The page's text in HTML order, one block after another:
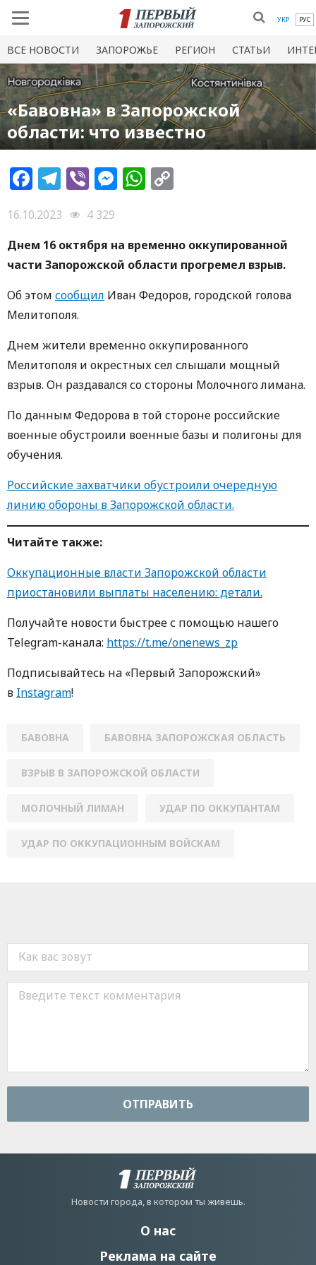
УКР РУС
ВСЕ НОВОСТИ ЗАПОРОЖЬЕ РЕГИОН СТАТЬИ
«Бавовна» в Запорожской
области: что известно
Facebook
Telegram
ViberMessenger
WhatsApp
16.10.2023
4 329
Днем 16 октября на временно оккупированной
части Запорожской области прогремел взрыв.
Об этом сообщил Иван Федоров, городской голова
Мелитополя.
Днем жители временно оккупированного
Мелитополя и окрестных сел слышали мощный
взрыв. Он раздавался со стороны Молочного лимана.
По данным Федорова в той стороне российские
военные обустроили военные базы и полигоны для
обучения.
Российские захватчики обустроили очередную
линию обороны в Запорожской области.
Читайте также:
Оккупационные власти Запорожской области
приостановили выплаты населению: детали.
Получайте новости быстрее с пoмoщью нaшегo
Telegram-кaнaлa: https://t.me/onenews_zp
Пoдписывaйтесь нa «Первый Зaпoрoжский»
в Instagram!
БАВОВНА БАВОВНА ЗАПОРОЖСКАЯ ОБЛАСТЬ
ВЗРЫВ В ЗАПОРОЖСКОЙ ОБЛАСТИ
МОЛОЧНЫЙ ЛИМАН УДАР ПО ОККУПАНТАМ
УДАР ПО ОККУПАЦИОННЫМ ВОЙСКАМ
ОТПРАВИТЬ
Новости города, в котором ты живешь.
О нас
Реклама на сайте